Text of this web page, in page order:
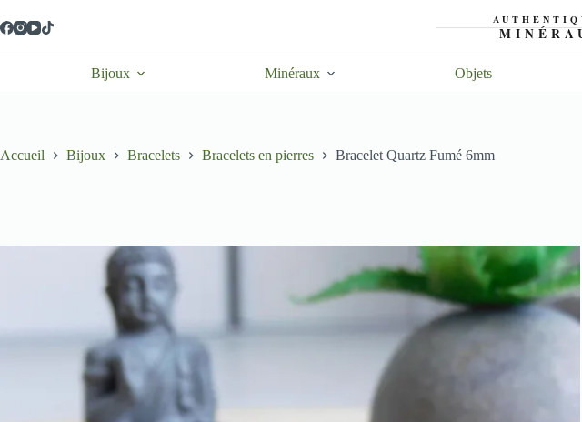
au
contenu
Bijoux
Minéraux Objets
Accueil Bijoux Bracelets Bracelets en pierres Bracelet Quartz Fumé 6mm